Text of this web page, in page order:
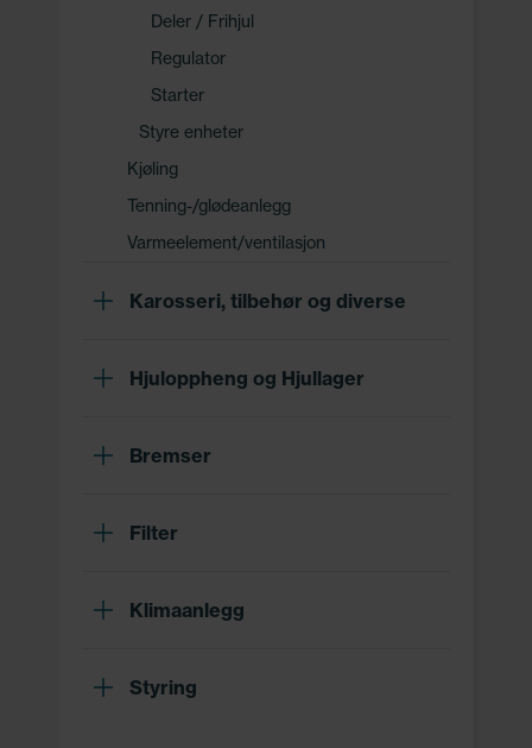
Deler / Frihjul
Regulator
Starter
Styre enheter
Kjøling
Tenning-/glødeanlegg
Varmeelement/ventilasjon
Karosseri, tilbehør og diverse
Hjuloppheng og Hjullager
Bremser
Filter
Klimaanlegg
Styring